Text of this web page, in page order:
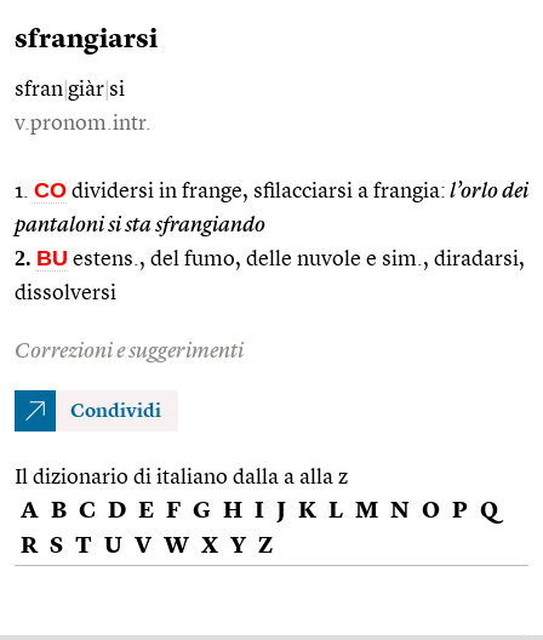
sfrangiarsi
sfran giàr si
v.pronom.intr.
1. CO dividersi in frange, sfilacciarsi a frangia: l’orlo dei
pantaloni si sta sfrangiando
2. BU estens., del fumo, delle nuvole e sim., diradarsi,
dissolversi
Correzioni e suggerimenti
Condividi
Il dizionario di italiano dalla a alla z
A B C D E F G H I J K L M N O P Q
R S T U V W X Y Z